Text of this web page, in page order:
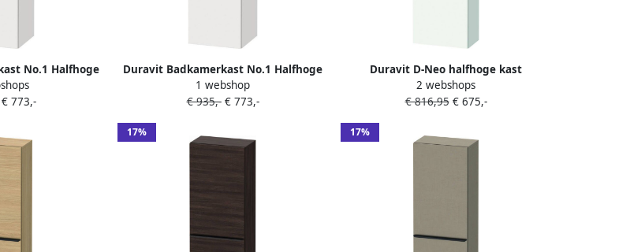
No.1 Halfhoge
40x132x36 cm
Wit
773,-
Duravit Badkamerkast No.1 Halfhoge
Kast Mat Grafiet Met 1 deur
40x132x36cm Rechts
1 webshop
€ 935,-€ 773,-
Duravit D-Neo halfhoge kast
40x24x132cm Linksdraaiend wit Mat
de1318l1818
2 webshops
€ 816,95€ 675,-
17% 17%